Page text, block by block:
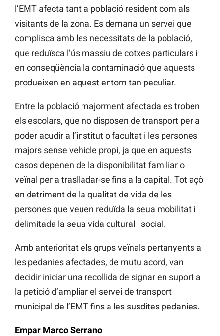
l’EMT afecta tant a població resident com als
visitants de la zona. Es demana un servei que
complisca amb les necessitats de la població,
que reduïsca l’ús massiu de cotxes particulars i
en conseqüència la contaminació que aquests
produeixen en aquest entorn tan peculiar.
Entre la població majorment afectada es troben
els escolars, que no disposen de transport per a
poder acudir a l’institut o facultat i les persones
majors sense vehicle propi, ja que en aquests
casos depenen de la disponibilitat familiar o
veïnal per a traslladar-se fins a la capital. Tot açò
en detriment de la qualitat de vida de les
persones que veuen reduïda la seua mobilitat i
delimitada la seua vida cultural i social.
Amb anterioritat els grups veïnals pertanyents a
les pedanies afectades, de mutu acord, van
decidir iniciar una recollida de signar en suport a
la petició d’ampliar el servei de transport
municipal de l’EMT fins a les susdites pedanies.
Empar Marco Serrano